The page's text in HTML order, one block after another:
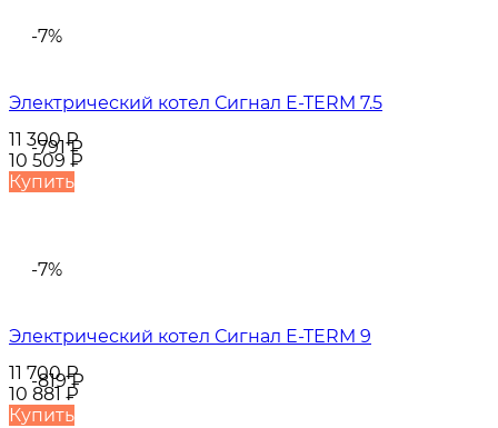
-7%
-791₽
Электрический котел Сигнал E-TERM 7.5
11 300₽
10 509 ₽
Купить
-7%
-819₽
Электрический котел Сигнал E-TERM 9
11 700₽
10 881₽
Купить